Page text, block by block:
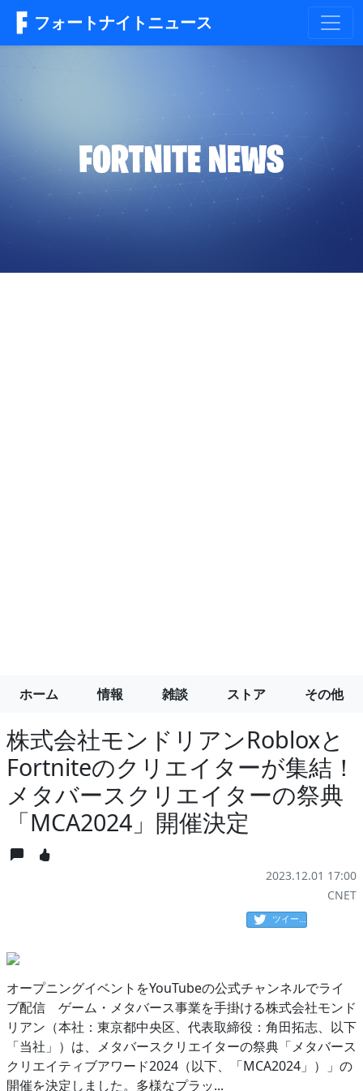
フォートナイトニュース
ホーム 情報 雑談 ストア その他
株式会社モンドリアンRobloxと
Fortniteのクリエイターが集結！
メタバースクリエイターの祭典
「MCA2024」開催決定
2023.12.01 17:00
CNET
ツイート
オープニングイベントをYouTubeの公式チャンネルでライ
ブ配信 ゲーム・メタバース事業を手掛ける株式会社モンド
リアン（本社：東京都中央区、代表取締役：角田拓志、以下
「当社」）は、メタバースクリエイターの祭典「メタバース
クリエイティブアワード2024（以下、「MCA2024」）」の
開催を決定しました。多様なプラッ...